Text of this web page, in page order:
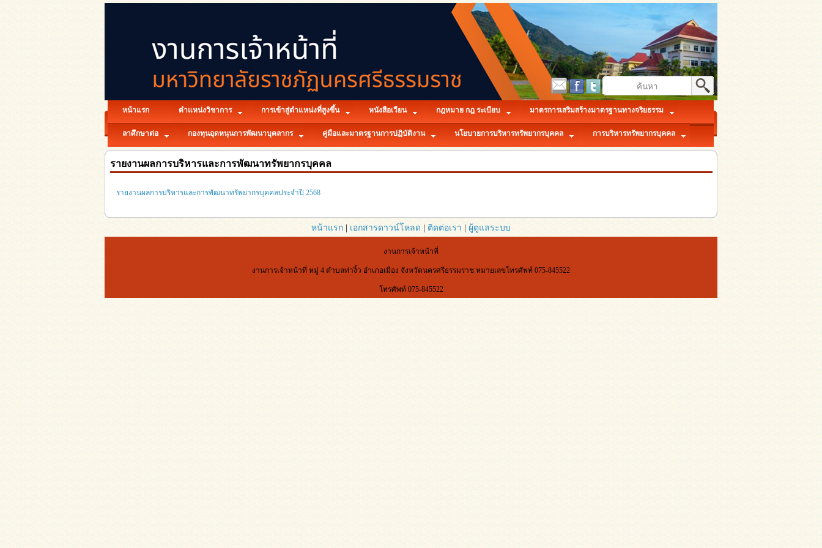
หน้าแรก ตำแหน่งวิชาการ การเข้าสู่ตำแหน่งที่สูงขึ้น หนังสือเวียน กฎหมาย กฎ ระเบียบ มาตรการเสริมสร้างมาตรฐานทางจริยธรรม
ลาศึกษาต่อ กองทุนอุดหนุนการพัฒนาบุคลากร คู่มือและมาตรฐานการปฏิบัติงาน นโยบายการบริหารทรัพยากรบุคคล การบริหารทรัพยากรบุคคล
รายงานผลการบริหารและการพัฒนาทรัพยากรบุคคล
รายงานผลการบริหารและการพัฒนาทรัพยากรบุคคลประจำปี 2568
หน้าแรก เอกสารดาวน์โหลด ติดต่อเรา ผู้ดูแลระบบ
งานการเจ้าหน้าที่
งานการเจ้าหน้าที่ หมู่ 4 ตำบลท่างิ้ว อำเภอเมือง จังหวัดนครศรีธรรมราช หมายเลขโทรศัพท์ 075-845522
โทรศัพท์ 075-845522